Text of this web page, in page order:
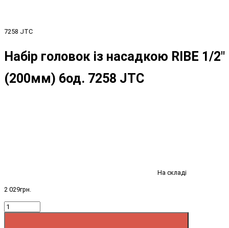
7258 JTC
Набір головок із насадкою RIBE 1/2"
(200мм) 6од. 7258 JTC
На складі
2 029грн.